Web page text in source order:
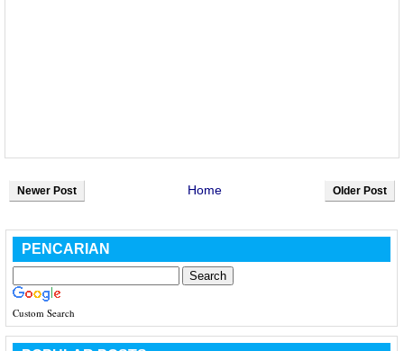
Newer Post Older Post
Home
PENCARIAN
Custom Search